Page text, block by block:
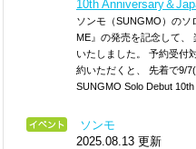
10th Anniversary＆
ソンモ（SUNGMO）のソ
ME』の発売を記念して、
いたしました。 予約受付
約いただくと、 先着で9/
SUNGMO Solo Debut 10th
ソンモ
2025.08.13 更新